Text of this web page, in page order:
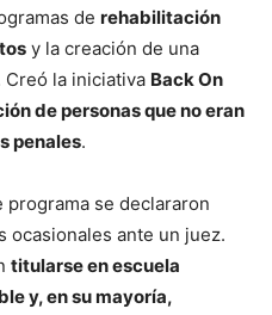
de rehabilitación
y la creación de una
la iniciativa Back On
de personas que no eran
penales.
se declararon
ocasionales ante un juez.
titularse en escuela
y, en su mayoría,